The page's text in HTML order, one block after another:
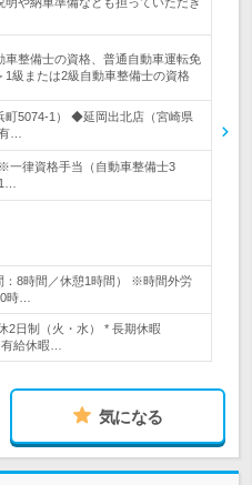
車整備士の資格、普通自動車運転免
級または2級自動車整備士の資格
5074-1） ◆延岡出北店（宮崎県
…
一律資格手当（自動車整備士3
：8時間／休憩1時間） ※時間外労
時…
2日制（火・水） * 長期休暇
給休暇…
気になる